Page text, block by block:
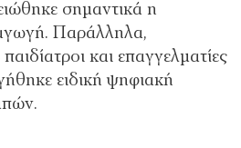
σημαντικά η
Παράλληλα,
και επαγγελματίες
ειδική ψηφιακή